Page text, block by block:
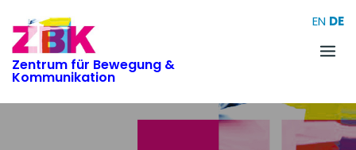
content
Zentrum für Bewegung &
Kommunikation
EN DE